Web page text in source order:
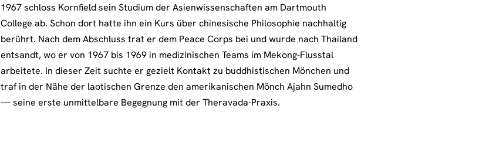
1967 schloss Kornfield sein Studium der Asienwissenschaften am Dartmouth
College ab. Schon dort hatte ihn ein Kurs über chinesische Philosophie nachhaltig
berührt. Nach dem Abschluss trat er dem Peace Corps bei und wurde nach Thailand
entsandt, wo er von 1967 bis 1969 in medizinischen Teams im Mekong-Flusstal
arbeitete. In dieser Zeit suchte er gezielt Kontakt zu buddhistischen Mönchen und
traf in der Nähe der laotischen Grenze den amerikanischen Mönch Ajahn Sumedho
— seine erste unmittelbare Begegnung mit der Theravada-Praxis.